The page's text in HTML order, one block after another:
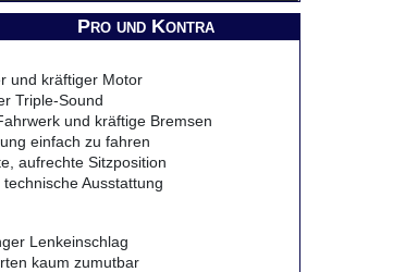
Pro und Kontra
und kräftiger Motor
Triple-Sound
und kräftige Bremsen
einfach zu fahren
aufrechte Sitzposition
Ausstattung
Lenkeinschlag
kaum zumutbar